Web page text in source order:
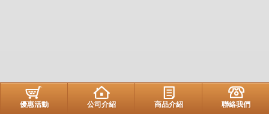
優惠活動 公司介紹 商品介紹 聯絡我們